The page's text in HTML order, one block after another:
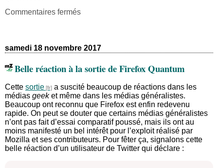
Commentaires ferméssur
20
ans,
Netscape
libérait
son
code
source
samedi 18 novembre 2017
Belle réaction à la sortie de Firefox Quantum
Cette sortie
a suscité beaucoup de réactions dans les
médias geeket même dans les médias généralistes.
Beaucoup ont reconnu que Firefox est enfin redevenu
rapide. On peut se douter que certains médias généralistes
n’ont pas fait d’essai comparatif poussé, mais ils ont au
moins manifesté un bel intérêt pour l’exploit réalisé par
Mozilla et ses contributeurs. Pour fêter ça, signalons cette
belle réaction d’un utilisateur de Twitter qui déclare :